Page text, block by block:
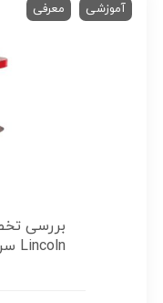
آموزشی معرفی
بررسی